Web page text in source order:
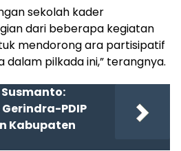
sekolah kader
dari beberapa kegiatan
mendorong ara partisipatif
pilkada ini,” terangnya.
Susmanto:
PDIP
Kabupaten